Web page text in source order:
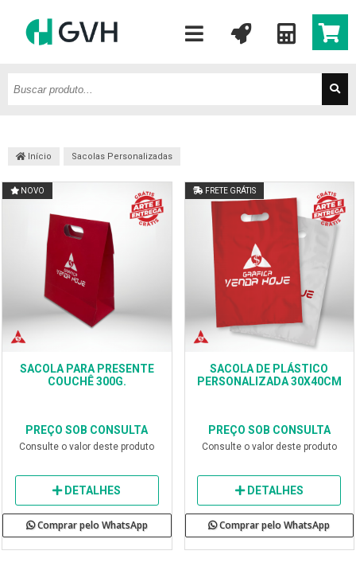
Início Sacolas Personalizadas
NOVO
SACOLA PARA PRESENTE
COUCHÊ 300G.
PREÇO SOB CONSULTA
Consulte o valor deste produto
DETALHES
Comprar pelo WhatsApp
FRETE GRÁTIS
SACOLA DE PLÁSTICO
PERSONALIZADA 30X40CM
PREÇO SOB CONSULTA
Consulte o valor deste produto
DETALHES
Comprar pelo WhatsApp